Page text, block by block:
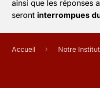
ainsi que les réponses
seront interrompues
Accueil Notre Institut